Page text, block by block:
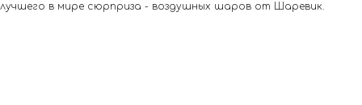
лучшего в мире сюрприза - воздушных шаров от Шаревик.